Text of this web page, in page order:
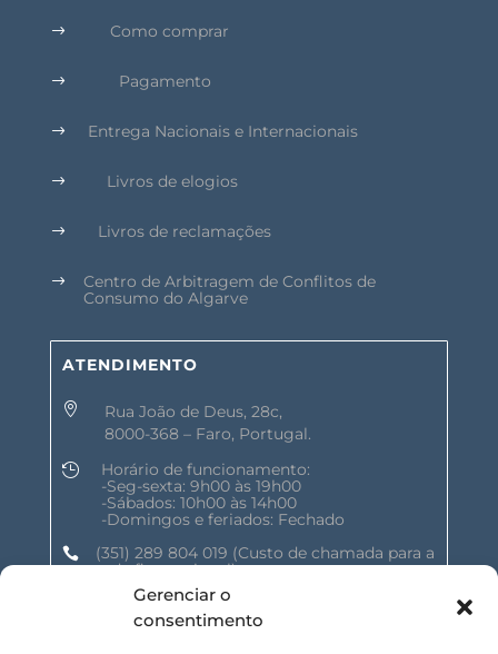
Gerenciar o
consentimento
$ Como comprar
$ Pagamento
$ Entrega Nacionais e Internacionais
$ Livros de elogios
$ Livros de reclamações
$
Centro de Arbitragem de Conflitos de
Consumo do Algarve
ATENDIMENTO

Rua João de Deus, 28c,
8000-368 – Faro, Portugal.

Horário de funcionamento:
-Seg-sexta: 9h00 às 19h00
-Sábados: 10h00 às 14h00
-Domingos e feriados: Fechado
 (351) 289 804 019 (Custo de chamada para a
rede fixa nacional)
geral@shalomnature.com